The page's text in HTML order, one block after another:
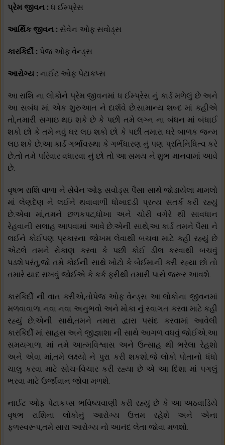
પ્રેમ જીવન : ધ ઈમ્પ્રેસ
આર્થિક જીવન : સેવેન ઓફ સવોડ્સ
કારકિર્દી : પેજ ઓફ વેન્ડ્સ
આરોગ્ય : નાઈટ ઓફ પેટાકપ્સ
આ રાશિ ના લોકોને પ્રેમ જીવનમાં ધ ઈમ્પ્રેસ નું કાર્ડ મળેલું છે અને
આ સબંધ માં એક શુરુઆત ને દાર્શવે છે.સામાન્ય શબ્દ માં કહીએ
તો,તમારી સગાઇ થઇ શકે છે કે પછી તમે લગ્ન ના બંધન માં બંધાઈ
શકો છો કે તમે નવું ઘર લઇ શકો છો કે પછી તમારા ઘરે બાળક જન્મ
લઇ શકે છે.આ કાર્ડ ગર્ભાવસ્થા કે ગર્ભધારણ નું પણ પ્રતિનિધિત્વ કરે
છે.તો તમે પરિવાર વધારવા નું છો તો આ સમય ને શુભ માનવામાં આવે
છે.
વૃષભ રાશિ વાળા ને સેવેન ઓફ સવોડ્સ પૈસા સાથે જોડાયેલા મામલો
માં લેણદેણ ને લઈને થવાવાળી ધોખાદડી પ્રત્ય સતર્ક કરી રહ્યું
છે.એવા માં,તમને છળકપટ,ધોખા અને ચોરી વગેરે થી સાવધાન
રેહવાની સલાહ આપવામાં આવે છે.એની સાથે,આ કાર્ડ તમને પૈસા ને
લઈને કોઈપણ પ્રકારના જોખમ લેવાથી બચવા માટે કહી રહ્યું છે
એટલે તમને રોકાણ કરવા કે પછી કોઈ ડીલ કરવાથી બચવું
પડશે.પરંતુ,જો તમે કોઈની સાથે ખોટો કે બેઈમાની કરી રહ્યા છો તો
તમારે યાદ રાખવું જોઈએ કે કર્ક ફરીથી તમારી પાસે જરૂર આવશે.
કારકિર્દી ની વાત કરીએ,તોપેજ ઓફ વેન્ડ્સ આ લોકોના જીવનમાં
મળવાવાળા નવા નવા અનુભવો અને મોકા નું સ્વાગત કરવા માટે કહી
રહ્યું છે.એની સાથે,તમને તમારા દ્વારા પસંદ કરવામાં આવેલી
કારકિર્દી માં સાહસ અને જીજ્ઞાશા ની સાથે આગળ વધવું જોઈએ.આ
સમયગાળા માં તમે આત્મવિશ્વાસ અને ઉત્સાહ થી ભરેલા રેહશો
અને એવા માં,તમે લક્ષ્યો ને પુરા કરી શકશો.જે લોકો પોતાનો ધંધો
ચાલુ કરવા માટે સોચ-વિચાર કરી રહ્યા છે એ આ દિશા માં પગલું
ભરવા માટે ઉર્જાવાન જોવા મળશે.
નાઈટ ઓફ પેટાકપ્સ ભવિષ્યવાણી કરી રહ્યું છે કે આ અઠવાડિયે
વૃષભ રાશિના લોકોનું આરોગ્ય ઉત્તમ રહેશે અને એના
ફળસ્વરૂપ,તમે સારા આરોગ્ય નો આનંદ લેતા જોવા મળશો.